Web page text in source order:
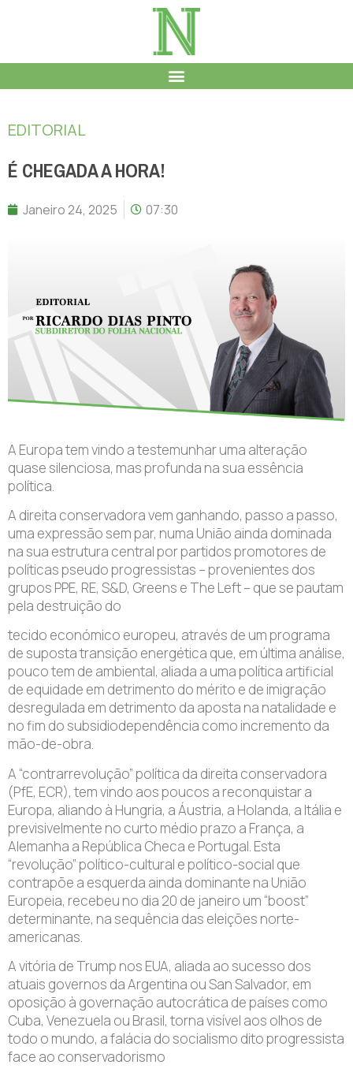
EDITORIAL
É CHEGADA A HORA!
Janeiro 24, 2025 07:30
A Europa tem vindo a testemunhar uma alteração
quase silenciosa, mas profunda na sua essência
política.
A direita conservadora vem ganhando, passo a passo,
uma expressão sem par, numa União ainda dominada
na sua estrutura central por partidos promotores de
políticas pseudo progressistas – provenientes dos
grupos PPE, RE, S&D, Greens e The Left – que se pautam
pela destruição do
tecido económico europeu, através de um programa
de suposta transição energética que, em última análise,
pouco tem de ambiental, aliada a uma política artificial
de equidade em detrimento do mérito e de imigração
desregulada em detrimento da aposta na natalidade e
no fim do subsidiodependência como incremento da
mão-de-obra.
A “contrarrevolução” política da direita conservadora
(PfE, ECR), tem vindo aos poucos a reconquistar a
Europa, aliando à Hungria, a Áustria, a Holanda, a Itália e
previsivelmente no curto médio prazo a França, a
Alemanha a República Checa e Portugal. Esta
“revolução” político-cultural e político-social que
contrapõe a esquerda ainda dominante na União
Europeia, recebeu no dia 20 de janeiro um “boost”
determinante, na sequência das eleições norte-
americanas.
A vitória de Trump nos EUA, aliada ao sucesso dos
atuais governos da Argentina ou San Salvador, em
oposição à governação autocrática de países como
Cuba, Venezuela ou Brasil, torna visível aos olhos de
todo o mundo, a falácia do socialismo dito progressista
face ao conservadorismo